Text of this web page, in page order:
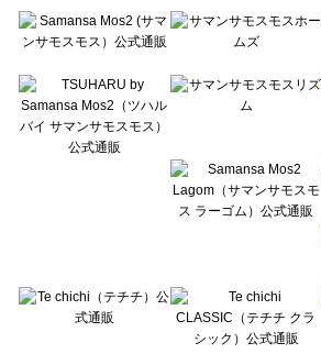
Te chichi（テチチ）のボトムス一覧
Te chichi CLASSIC（テチチ クラシック）のボトムス一覧
Lugnoncure（ルノンキュール）のボトムス一覧
BETTY'S BLUE（べティーズブルー）のボトムス一覧
Wpc.（ワールドパーティー）のボトムス一覧